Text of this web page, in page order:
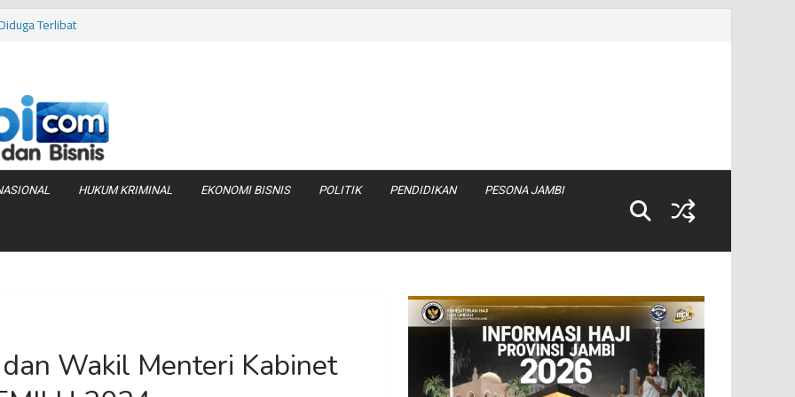
Terlibat
Jadi Rp
Zenix di
HUKUM KRIMINAL EKONOMI BISNIS POLITIK PENDIDIKAN PESONA JAMBI
Wakil Menteri Kabinet